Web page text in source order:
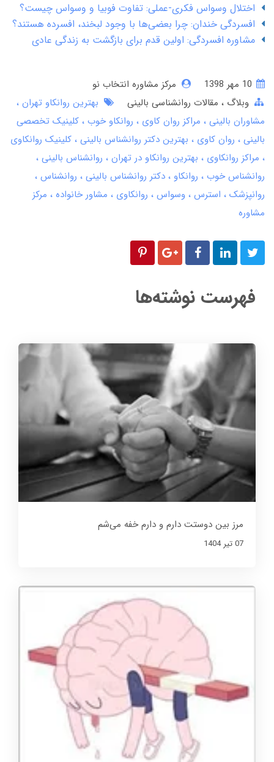
اختلال وسواس فکری-عملی: تفاوت فوبیا و وسواس چیست؟
افسردگی خندان: چرا بعضی‌ها با وجود لبخند، افسرده هستند؟
مشاوره افسردگی: اولین قدم برای بازگشت به زندگی عادی
مرکز مشاوره انتخاب نو
وبلاگ مقالات روانشناسی بالینی
بهترین روانکاو تهران
مشاوران بالینی
مراکز روان کاوی روانکاو خوب کلینیک تخصصی
بالینی
روان کاوی بهترین دکتر روانشناس بالینی کلینیک روانکاوی
مراکز روانکاوی
بهترین روانکاو در تهران
روانشناس بالینی
روانشناس خوب
روانکاو دکتر روانشناس بالینی
روانشناس
روانپزشک
استرس وسواس روانکاوی مشاور خانواده
مرکز
مشاوره
فهرست نوشته‌ها
مرز بین دوستت دارم و دارم خفه می‌شم
07 تير 1404